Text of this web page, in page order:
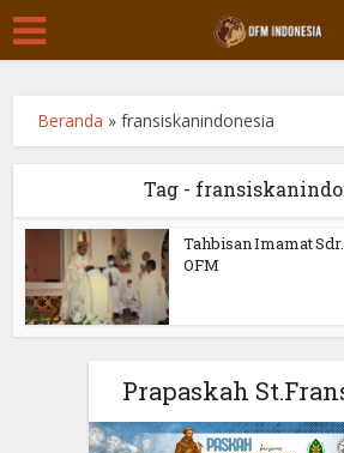
Beranda »fransiskanindonesia
Tag -
Tahbisan Imamat
OFM
Prapaskah